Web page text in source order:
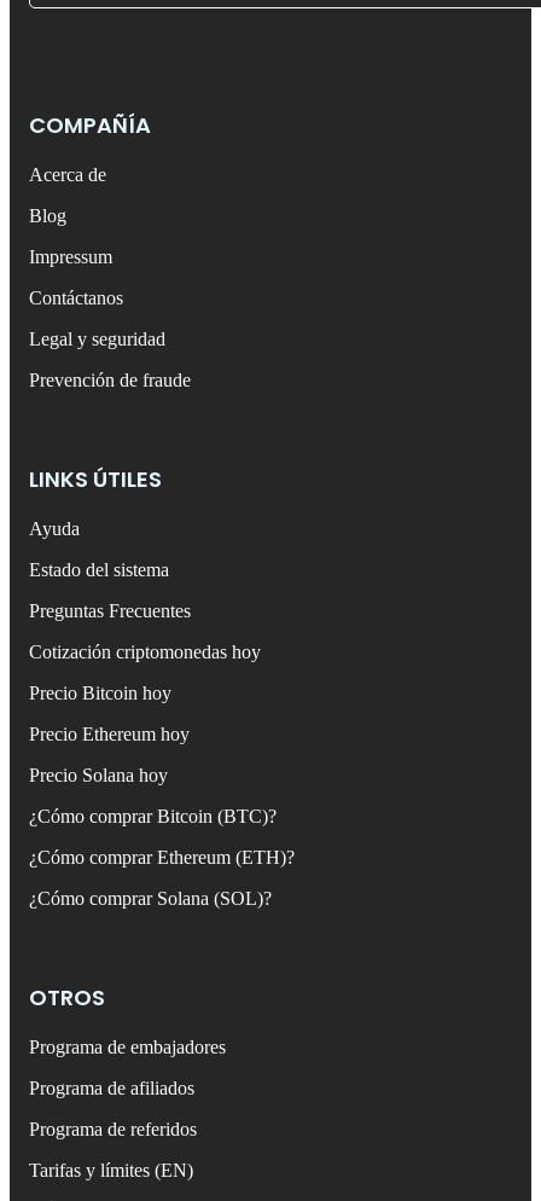
COMPAÑÍA
Acerca de
Blog
Impressum
Contáctanos
Legal y seguridad
Prevención de fraude
LINKS ÚTILES
Ayuda
Estado del sistema
Preguntas Frecuentes
Cotización criptomonedas hoy
Precio Bitcoin hoy
Precio Ethereum hoy
Precio Solana hoy
¿Cómo comprar Bitcoin (BTC)?
¿Cómo comprar Ethereum (ETH)?
¿Cómo comprar Solana (SOL)?
OTROS
Programa de embajadores
Programa de afiliados
Programa de referidos
Tarifas y límites (EN)